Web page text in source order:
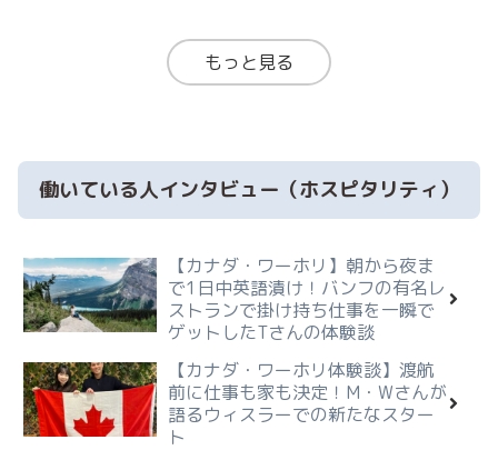
もっと見る
働いている人インタビュー（ホスピタリティ）
【カナダ・ワーホリ】朝から夜ま
で1日中英語漬け！バンフの有名レ
ストランで掛け持ち仕事を一瞬で
ゲットしたTさんの体験談
【カナダ・ワーホリ体験談】渡航
前に仕事も家も決定！M・Wさんが
語るウィスラーでの新たなスター
ト